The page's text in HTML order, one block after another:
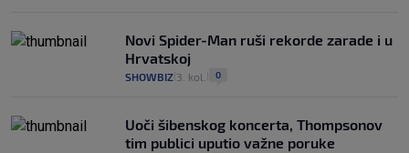
Novi Spider-Man ruši rekorde zarade i u
Hrvatskoj
SHOWBIZ 3. kol. 0
Uoči šibenskog koncerta, Thompsonov
tim publici uputio važne poruke